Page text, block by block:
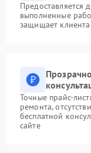
Предоставляется
выполненные
защищает
Точные прайс-
ремонта,
бесплатной
сайте